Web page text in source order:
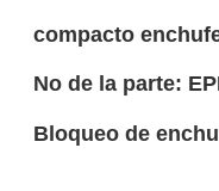
compacto
No de la parte:
Bloqueo de